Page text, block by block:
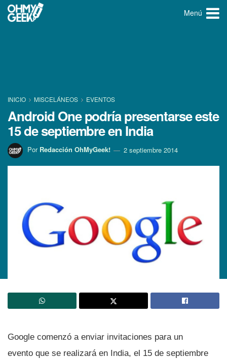
Menú
INICIO MISCELÁNEOS EVENTOS
Android One podrí­a presentarse este
15 de septiembre en India
Por Redacción OhMyGeek! 2 septiembre 2014
Google comenzó a enviar invitaciones para un
evento que se realizará en India, el 15 de septiembre